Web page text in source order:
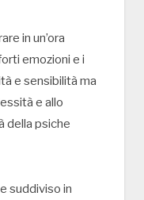
in un’ora
emozioni e i
e sensibilità ma
e allo
della psiche
suddiviso in